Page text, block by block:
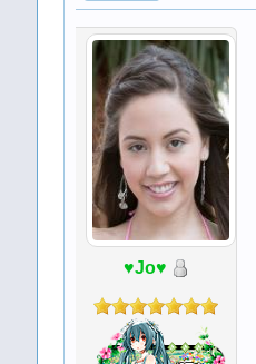
♥Jo♥